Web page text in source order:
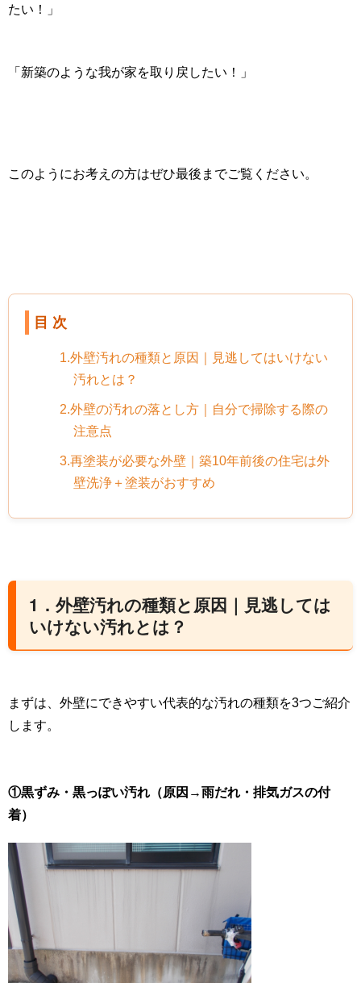
たい！」
「新築のような我が家を取り戻したい！」
このようにお考えの方はぜひ最後までご覧ください。
目 次
1.外壁汚れの種類と原因｜見逃してはいけない
汚れとは？
2.外壁の汚れの落とし方｜自分で掃除する際の
注意点
3.再塗装が必要な外壁｜築10年前後の住宅は外
壁洗浄＋塗装がおすすめ
1．外壁汚れの種類と原因｜見逃しては
いけない汚れとは？
まずは、外壁にできやすい代表的な汚れの種類を3つご紹介
します。
①黒ずみ・黒っぽい汚れ（原因→雨だれ・排気ガスの付
着）